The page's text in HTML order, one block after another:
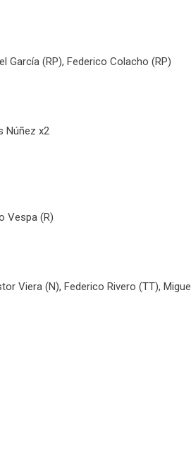
García (RP), Federico Colacho (RP)
Núñez x2
Vespa (R)
Viera (N), Federico Rivero (TT), Miguel